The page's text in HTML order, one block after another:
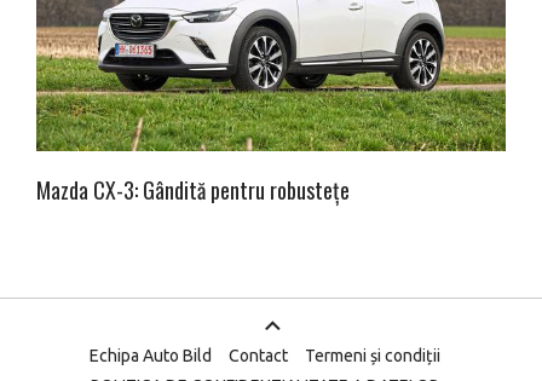
Mazda CX-3: Gândită pentru robustețe
Echipa Auto Bild Contact
Termeni și condiții